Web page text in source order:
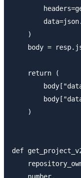
    )
body =
    return (
    )
def
    number,